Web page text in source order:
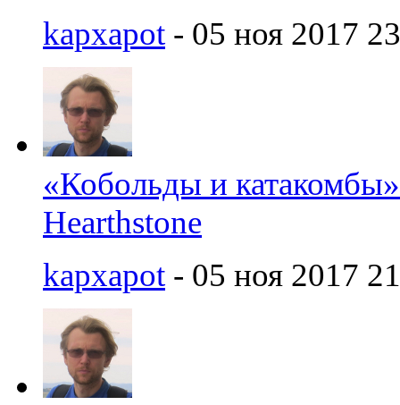
kapxapot - 05 ноя 2017
«Кобольды и
Hearthstone
kapxapot - 05 ноя 2017